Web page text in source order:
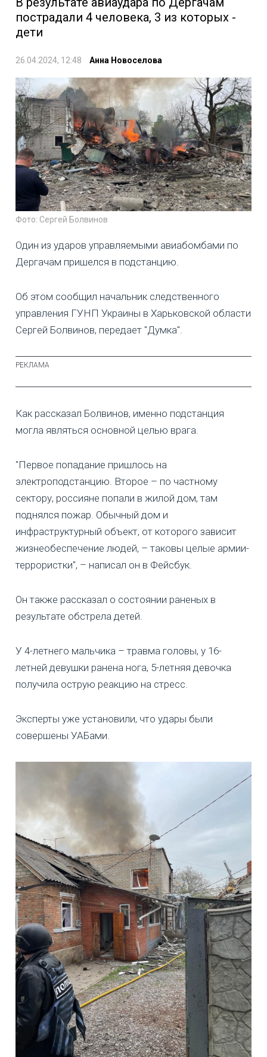
пострадали 4 человека, 3 из которых -
дети
26.04.2024, 12:48 Анна Новоселова
Фото: Сергей Болвинов
Один из ударов управляемыми авиабомбами по
Дергачам пришелся в подстанцию.
Об этом сообщил начальник следственного
управления ГУНП Украины в Харьковской области
Сергей Болвинов, передает "Думка".
Как рассказал Болвинов, именно подстанция
могла являться основной целью врага.
"Первое попадание пришлось на
электроподстанцию. Второе – по частному
сектору, россияне попали в жилой дом, там
поднялся пожар. Обычный дом и
инфраструктурный объект, от которого зависит
жизнеобеспечение людей, – таковы целые армии-
террористки", – написал он в Фейсбук.
Он также рассказал о состоянии раненых в
результате обстрела детей.
У 4-летнего мальчика – травма головы, у 16-
летней девушки ранена нога, 5-летняя девочка
получила острую реакцию на стресс.
Эксперты уже установили, что удары были
совершены УАБами.